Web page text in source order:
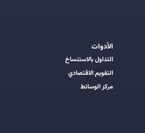
الأدوات
التداول بالاستنساخ
التقويم الاقتصادي
مركز الوسائط